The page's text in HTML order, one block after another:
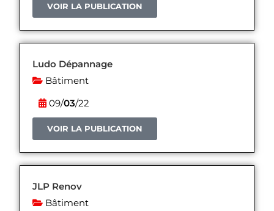
VOIR LA PUBLICATION
Ludo Dépannage
Bâtiment
09/03/22
VOIR LA PUBLICATION
JLP Renov
Bâtiment